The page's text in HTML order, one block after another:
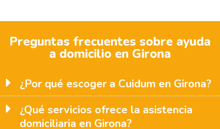
Preguntas frecuentes sobre ayuda
a domicilio en Girona
¿Por qué escoger a Cuidum en Girona?
¿Qué servicios ofrece la asistencia
domiciliaria en Girona?